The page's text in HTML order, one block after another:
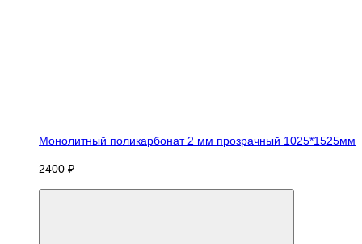
Монолитный поликарбонат 2 мм прозрачный 1025*1525мм
2400 ₽